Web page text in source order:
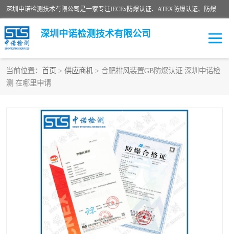
深圳中诺检测技术有限公司是一家专注IECEx防爆认证、ATEX防爆认证、防爆电气检测、防爆合格证、煤安认证等代理机构，可为客户提供从防爆设计、认证、现场检查、工程施工改造、培训等一站式服务。
深圳中诺检测技术有限公司
当前位置： 首页 > 供应商机 > 合肥排风装置GB防爆认证 深圳中诺检
测 在哪里申请
ATEX防爆认证
防爆3C认证 现场防爆检测
煤安矿安
IECEx防爆认证 防爆设计
防爆资质证书 各国防爆认证
SIL认证